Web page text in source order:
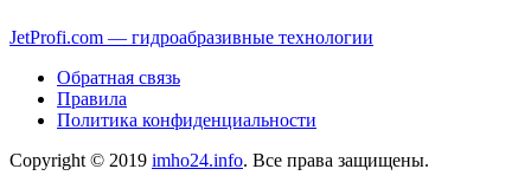
JetProfi.com — гидроабразивные технологии
Обратная связь
Правила
Политика конфиденциальности
Copyright © 2019 imho24.info. Все права защищены.